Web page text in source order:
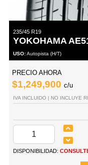
235/45 R19
YOKOHAMA
USO:Autopista (H/T)
PRECIO AHORA
$1,249,900 c/u
IVA INCLUIDO | NO INCLUYE
DISPONIBILIDAD: